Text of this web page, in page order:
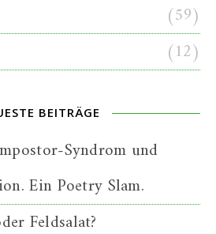
(59)
(12)
BEITRÄGE
Syndrom und
Ein Poetry Slam.
Feldsalat?